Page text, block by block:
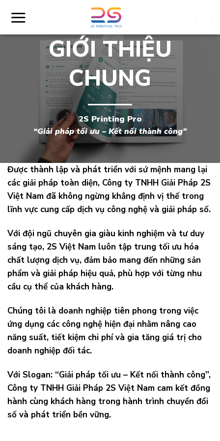
GIỚI THIỆU
CHUNG
2S Printing Pro
“Giải pháp tối ưu – Kết nối thành công”
Được thành lập và phát triển với sứ mệnh mang lại
các giải pháp toàn diện, Công ty TNHH Giải Pháp 2S
Việt Nam đã không ngừng khẳng định vị thế trong
lĩnh vực cung cấp dịch vụ công nghệ và giải pháp số.
Với đội ngũ chuyên gia giàu kinh nghiệm và tư duy
sáng tạo, 2S Việt Nam luôn tập trung tối ưu hóa
chất lượng dịch vụ, đảm bảo mang đến những sản
phẩm và giải pháp hiệu quả, phù hợp với từng nhu
cầu cụ thể của khách hàng.
Chúng tôi là doanh nghiệp tiên phong trong việc
ứng dụng các công nghệ hiện đại nhằm nâng cao
năng suất, tiết kiệm chi phí và gia tăng giá trị cho
doanh nghiệp đối tác.
Với Slogan: “Giải pháp tối ưu – Kết nối thành công”,
Công ty TNHH Giải Pháp 2S Việt Nam cam kết đồng
hành cùng khách hàng trong hành trình chuyển đổi
số và phát triển bền vững.